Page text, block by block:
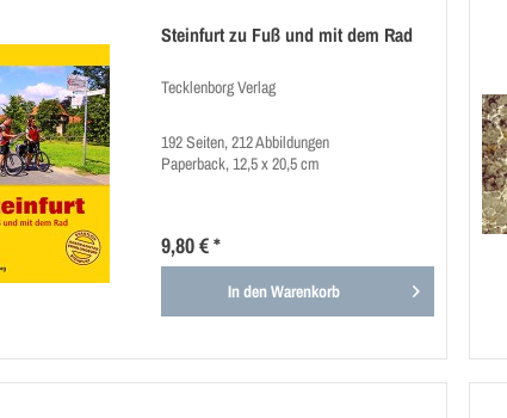
Steinfurt zu Fuß und mit dem Rad
Tecklenborg Verlag
192 Seiten, 212 Abbildungen
Paperback, 12,5 x 20,5 cm
9,80 € *
In denWarenkorb